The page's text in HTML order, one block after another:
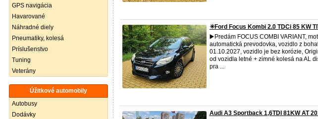
GPS navigácia
Havarované
Náhradné diely
Pneumatiky, kolesá
Príslušenstvo
Tuning
Veterány
Úžitkové automobily
Autobusy
Dodávky
✳️Ford Focus Kombi 2.0 TDCi 85 KW
▶️Predám FOCUS COMBI VARIANT,
automatická prevodovka, vozidlo z
01.10.2027, vozidlo je bez korózie,
od vozidla letné + zimné kolesá na AL
pra ...
Audi A3 Sportback 1,6TDI 81KW AT